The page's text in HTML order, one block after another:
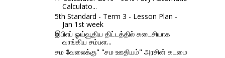
Calculato...
5th Standard - Term 3 - Lesson Plan -
Jan 1st week
இபிஎப் ஓய்வூதிய திட்டத்தில் கடைசியாக
வாங்கிய சம்பள...
சம வேலைக்கு" "சம ஊதியம்" அரசின் கடமை